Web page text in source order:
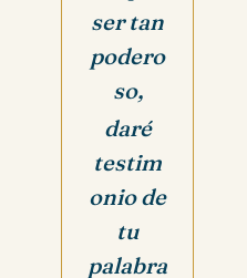
ser tan
podero
so,
daré
testim
onio de
tu
palabra